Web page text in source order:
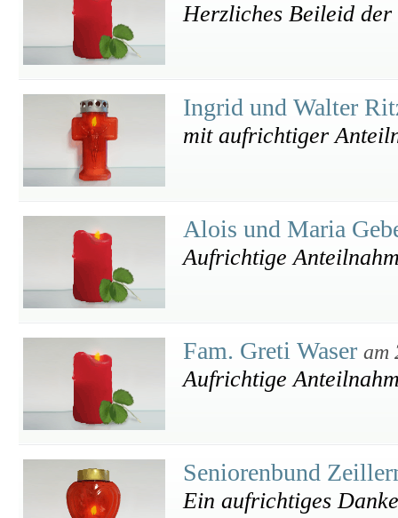
Herzliches Beileid
Ingrid und Walter
mit aufrichtiger
Alois und Maria
Aufrichtige
Fam. Greti Waser am
Aufrichtige
Seniorenbund
Ein aufrichtiges